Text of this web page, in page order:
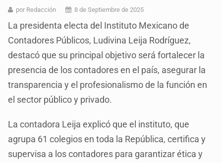
por Redacción 8 de Septiembre de 2025
La presidenta electa del Instituto Mexicano de
Contadores Públicos, Ludivina Leija Rodríguez,
destacó que su principal objetivo será fortalecer la
presencia de los contadores en el país, asegurar la
transparencia y el profesionalismo de la función en
el sector público y privado.
La contadora Leija explicó que el instituto, que
agrupa 61 colegios en toda la República, certifica y
supervisa a los contadores para garantizar ética y